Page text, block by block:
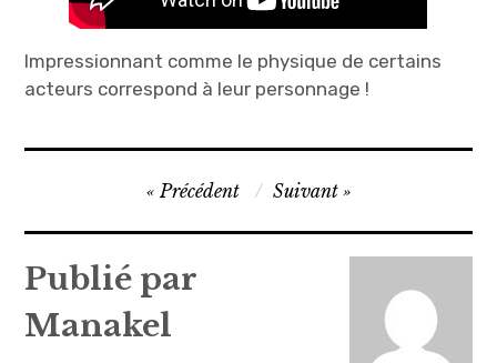
Impressionnant comme le physique de certains
acteurs correspond à leur personnage !
Navigation
de
l’article
Précédent Suivant
Publié par
Manakel